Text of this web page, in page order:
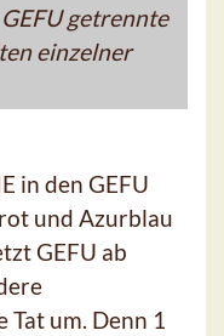
getrennte
einzelner
in den GEFU
und Azurblau
GEFU ab
Tat um. Denn 1